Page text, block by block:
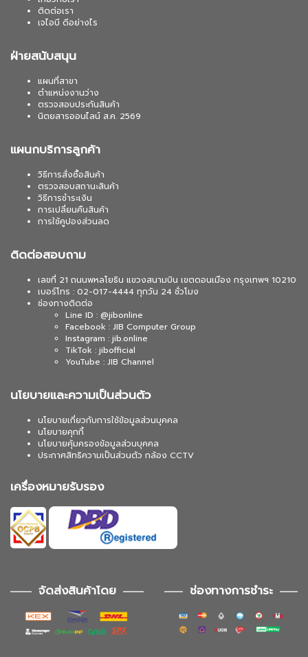
ติดต่อเรา
เจไอบี ดีอย่างไร
ฝ่ายสนับสนุน
แผนที่สาขา
ตำแหน่งงานว่าง
ตรวจสอบประกันสินค้า
นิตยสารออนไลน์ ส.ค. 2569
แผนกบริการลูกค้า
วิธีการสั่งซื้อสินค้า
ตรวจสอบสถานะสินค้า
วิธีการชำระเงิน
การเปลี่ยนคืนสินค้า
การใช้คูปองส่วนลด
ติดต่อสอบถาม
เลขที่ 21 ถนนพหลโยธิน แขวงสนามบิน เขตดอนเมือง กรุงเทพฯ 10210
เบอร์โทร : 02-017-4444 ทุกวัน 24 ชั่วโมง
ช่องทางติดต่อ
Line ID : @jibonline
Facebook : JIB Computer Group
Instagram : jib.online
TikTok : jibofficial
YouTube : JIB Channel
นโยบายและความเป็นส่วนตัว
นโยบายเกี่ยวกับการใช้ข้อมูลส่วนบุคคล
นโยบายคุกกี้
นโยบายคุ้มครองข้อมูลส่วนบุคคล
ประกาศสิทธิความเป็นส่วนตัว กล้อง CCTV
เครื่องหมายรับรอง
จัดส่งสินค้าโดย ช่องทางการชำระ